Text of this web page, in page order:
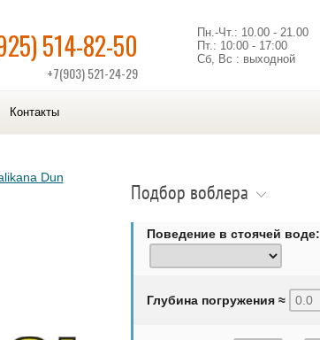
514-82-50
+7(903) 521-24-29
Пн.-Чт.: 10.00 - 21.00
Пт.: 10:00 - 17:00
Сб, Вс : выходной
Контакты
Dun
Подбор воблера
Поведение в стоячей воде:
Глубина погружения ≈